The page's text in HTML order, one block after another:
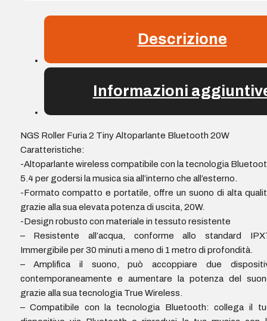
Descrizione
Informazioni
NGS Roller Furia 2 Tiny Altoparlante Bluetooth 20W
Caratteristiche:
-Altoparlante wireless compatibile con la tecnologia
5.4 per godersi la musica sia all’interno che all’esterno.
-Formato compatto e portatile, offre un suono di alta
grazie alla sua elevata potenza di uscita, 20W.
-Design robusto con materiale in tessuto resistente
– Resistente all’acqua, conforme allo standard
Immergibile per 30 minuti a meno di 1 metro di profondità.
– Amplifica il suono, può accoppiare due
contemporaneamente e aumentare la potenza del
grazie alla sua tecnologia True Wireless.
– Compatibile con la tecnologia Bluetooth: collega il